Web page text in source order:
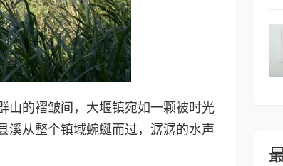
山的褶皱间，大堰镇宛如一颗被时光
溪从整个镇域蜿蜒而过，潺潺的水声